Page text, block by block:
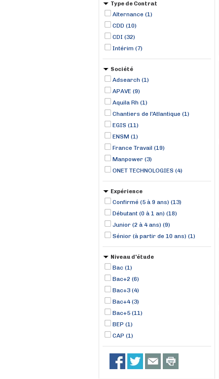
Le Havre (2)
Lille (2)
Marseille (2)
Toulouse (2)
Ancenis (1)
Type de Contrat
Alternance (1)
CDD (10)
CDI (32)
Intérim (7)
Société
Adsearch (1)
APAVE (9)
Aquila Rh (1)
Chantiers de l'Atlantique (1)
EGIS (11)
ENSM (1)
France Travail (19)
Manpower (3)
ONET TECHNOLOGIES (4)
Expérience
Confirmé (5 à 9 ans) (13)
Débutant (0 à 1 an) (18)
Junior (2 à 4 ans) (9)
Sénior (à partir de 10 ans) (1)
Niveau d'étude
Bac (1)
Bac+2 (6)
Bac+3 (4)
Bac+4 (3)
Bac+5 (11)
BEP (1)
CAP (1)